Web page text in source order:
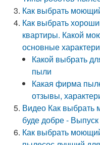
Как выбрать
Как выбрать
квартиры. Какой
основные
Какой выбрать
пыли
Какая фирма
отзывы,
Видео Как выбрать
буде добре - Выпуск
Как выбрать